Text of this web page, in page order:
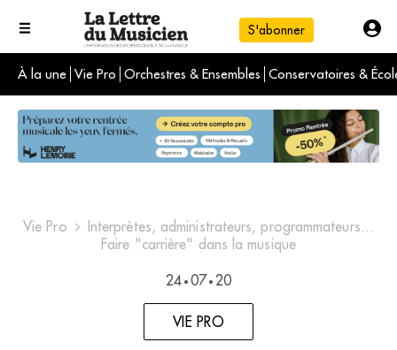
S'abonner
À la une Vie Pro Orchestres & Ensembles Conservatoires &
L'info du jour
Le numéro du mois
International
Vie Pro
Interprètes, administrateurs, programmateurs...
Faire "carrière" dans la musique
24 • 07 • 20
VIE PRO